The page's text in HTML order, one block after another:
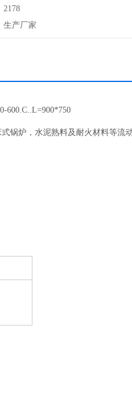
2178
生产厂家
600.C..L=900*750
锅炉，水泥熟料及耐火材料等流